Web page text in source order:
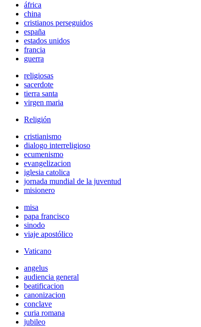
áfrica
china
cristianos perseguidos
españa
estados unidos
francia
guerra
religiosas
sacerdote
tierra santa
virgen maria
Religión
cristianismo
dialogo interreligioso
ecumenismo
evangelizacion
iglesia catolica
jornada mundial de la juventud
misionero
misa
papa francisco
sinodo
viaje apostólico
Vaticano
angelus
audiencia general
beatificacion
canonizacion
conclave
curia romana
jubileo